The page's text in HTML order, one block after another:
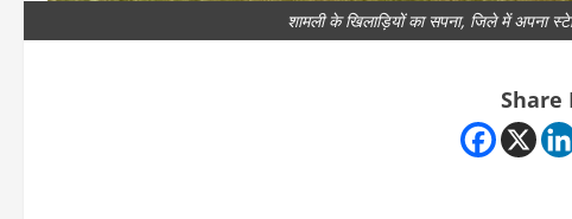
शामली के खिलाड़ियों का सपना, जिले में अपना
Share